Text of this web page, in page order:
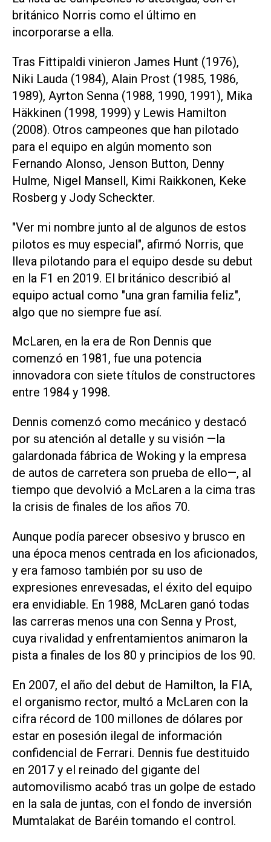
británico Norris como el ‌último en
incorporarse a ella.
Tras Fittipaldi vinieron James Hunt (1976),
Niki Lauda (1984), Alain Prost (1985, 1986,
1989), Ayrton Senna (1988, ⁠1990, 1991), Mika
Häkkinen (1998, 1999) y Lewis Hamilton
(2008). Otros campeones que han pilotado
para el equipo en algún momento son
Fernando Alonso, Jenson Button, Denny
Hulme, Nigel Mansell, Kimi Raikkonen, Keke
Rosberg y Jody Scheckter.
"Ver mi nombre junto al de algunos de estos
pilotos es muy especial", afirmó Norris, que
lleva pilotando para el equipo desde su ​debut
en la ‌F1 en 2019. El británico describió al
equipo actual como "una gran familia feliz",
algo que no siempre fue así.
McLaren, en la era de Ron Dennis que
comenzó en 1981, fue una potencia
innovadora con siete títulos de constructores
entre 1984 y 1998.
Dennis comenzó como mecánico y destacó
por su atención al detalle y su visión —la
galardonada fábrica de Woking y la empresa
de autos de carretera ⁠son prueba de ello—, al
tiempo que devolvió a McLaren a la cima tras
la crisis de finales de los años 70.
Aunque podía parecer obsesivo y brusco en
una época menos centrada en los aficionados,
y era famoso también por su uso de
expresiones enrevesadas, el éxito del equipo
era envidiable. En 1988, McLaren ganó todas
las carreras menos una con Senna y Prost,
cuya rivalidad y enfrentamientos animaron la
pista a finales de los 80 y principios de los 90.
En 2007, el año del debut de Hamilton, la FIA,
el organismo rector, multó a McLaren con la
cifra récord de ‌100 millones de dólares por
estar en posesión ilegal de información
confidencial de Ferrari. Dennis fue destituido
en 2017 y el reinado del gigante del
automovilismo acabó tras un golpe de estado
en la sala de juntas, con el fondo de inversión
Mumtalakat de Baréin tomando el control.